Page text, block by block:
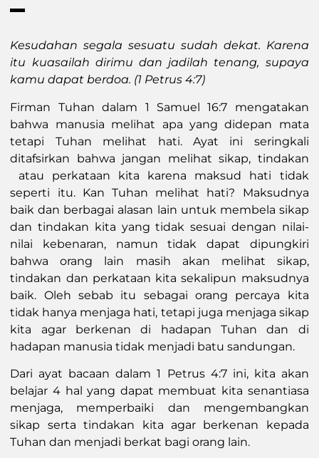
Kesudahan segala sesuatu sudah dekat. Karena
itu kuasailah dirimu dan jadilah tenang, supaya
kamu dapat berdoa. (1 Petrus 4:7)
Firman Tuhan dalam 1 Samuel 16:7 mengatakan
bahwa manusia melihat apa yang didepan mata
tetapi Tuhan melihat hati. Ayat ini seringkali
ditafsirkan bahwa jangan melihat sikap, tindakan
atau perkataan kita karena maksud hati tidak
seperti itu. Kan Tuhan melihat hati? Maksudnya
baik dan berbagai alasan lain untuk membela sikap
dan tindakan kita yang tidak sesuai dengan nilai-
nilai kebenaran, namun tidak dapat dipungkiri
bahwa orang lain masih akan melihat sikap,
tindakan dan perkataan kita sekalipun maksudnya
baik. Oleh sebab itu sebagai orang percaya kita
tidak hanya menjaga hati, tetapi juga menjaga sikap
kita agar berkenan di hadapan Tuhan dan di
hadapan manusia tidak menjadi batu sandungan.
Dari ayat bacaan dalam 1 Petrus 4:7 ini, kita akan
belajar 4 hal yang dapat membuat kita senantiasa
menjaga, memperbaiki dan mengembangkan
sikap serta tindakan kita agar berkenan kepada
Tuhan dan menjadi berkat bagi orang lain.